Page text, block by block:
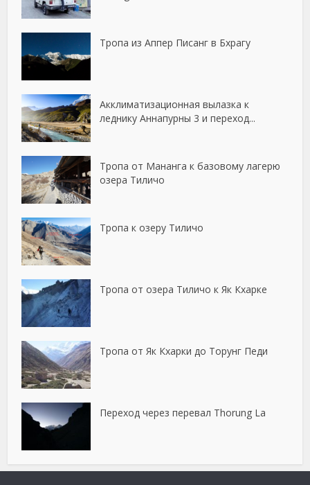
Тропа из Аппер Писанг в Бхрагу
Акклиматизационная вылазка к
леднику Аннапурны 3 и переход...
Тропа от Мананга к базовому лагерю
озера Тиличо
Тропа к озеру Тиличо
Тропа от озера Тиличо к Як Кхарке
Тропа от Як Кхарки до Торунг Педи
Переход через перевал Thorung La